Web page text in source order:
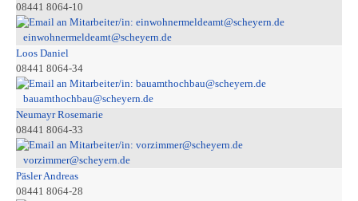
08441 8064-10
einwohnermeldeamt@scheyern.de
Loos Daniel
08441 8064-34
bauamthochbau@scheyern.de
Neumayr Rosemarie
08441 8064-33
vorzimmer@scheyern.de
Päsler Andreas
08441 8064-28